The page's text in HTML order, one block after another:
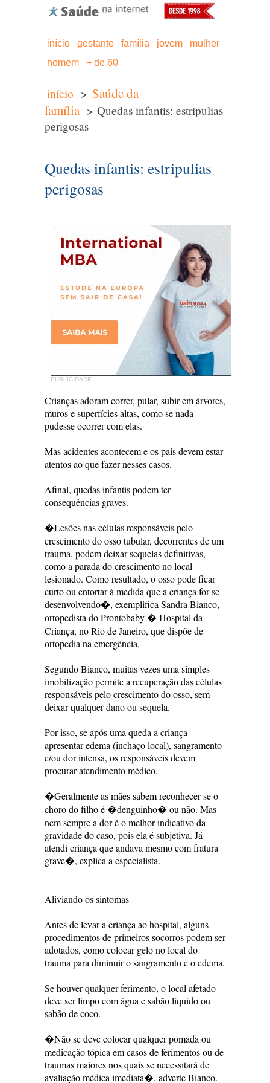
início gestante família jovem
mulher
homem
+ de 60
início > Saúde da
família > Quedas infantis: estripulias
perigosas
Quedas infantis: estripulias
perigosas
PUBLICIDADE
Crianças adoram correr, pular, subir em árvores,
muros e superfícies altas, como se nada
pudesse ocorrer com elas.
Mas acidentes acontecem e os pais devem estar
atentos ao que fazer nesses casos.
Afinal, quedas infantis podem ter
consequências graves.
�Lesões nas células responsáveis pelo
crescimento do osso tubular, decorrentes de um
trauma, podem deixar sequelas definitivas,
como a parada do crescimento no local
lesionado. Como resultado, o osso pode ficar
curto ou entortar à medida que a criança for se
desenvolvendo�, exemplifica Sandra Bianco,
ortopedista do Prontobaby � Hospital da
Criança, no Rio de Janeiro, que dispõe de
ortopedia na emergência.
Segundo Bianco, muitas vezes uma simples
imobilização permite a recuperação das células
responsáveis pelo crescimento do osso, sem
deixar qualquer dano ou sequela.
Por isso, se após uma queda a criança
apresentar edema (inchaço local), sangramento
e/ou dor intensa, os responsáveis devem
procurar atendimento médico.
�Geralmente as mães sabem reconhecer se o
choro do filho é �denguinho� ou não. Mas
nem sempre a dor é o melhor indicativo da
gravidade do caso, pois ela é subjetiva. Já
atendi criança que andava mesmo com fratura
grave�, explica a especialista.
Aliviando os sintomas
Antes de levar a criança ao hospital, alguns
procedimentos de primeiros socorros podem ser
adotados, como colocar gelo no local do
trauma para diminuir o sangramento e o edema.
Se houver qualquer ferimento, o local afetado
deve ser limpo com água e sabão líquido ou
sabão de coco.
�Não se deve colocar qualquer pomada ou
medicação tópica em casos de ferimentos ou de
traumas maiores nos quais se necessitará de
avaliação médica imediata�, adverte Bianco.